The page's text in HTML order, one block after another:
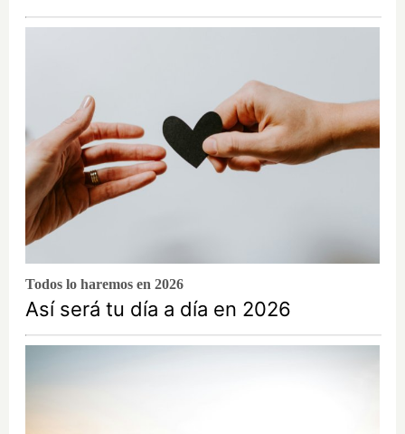
Todos lo haremos en 2026
Así será tu día a día en 2026